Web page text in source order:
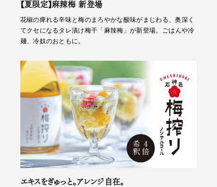
【夏限定】麻辣梅 新登場
花椒の痺れる辛味と梅のまろやかな酸味がまじわる、奥深く
てクセになるタレ漬け梅干「麻辣梅」が新登場。ごはんや冷
麺、冷奴のおともに。
エキスをぎゅっと。アレンジ自在。